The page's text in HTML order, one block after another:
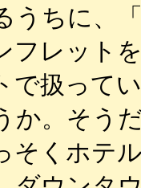
うちに、
フレット
で扱って
か。そう
そくホテ